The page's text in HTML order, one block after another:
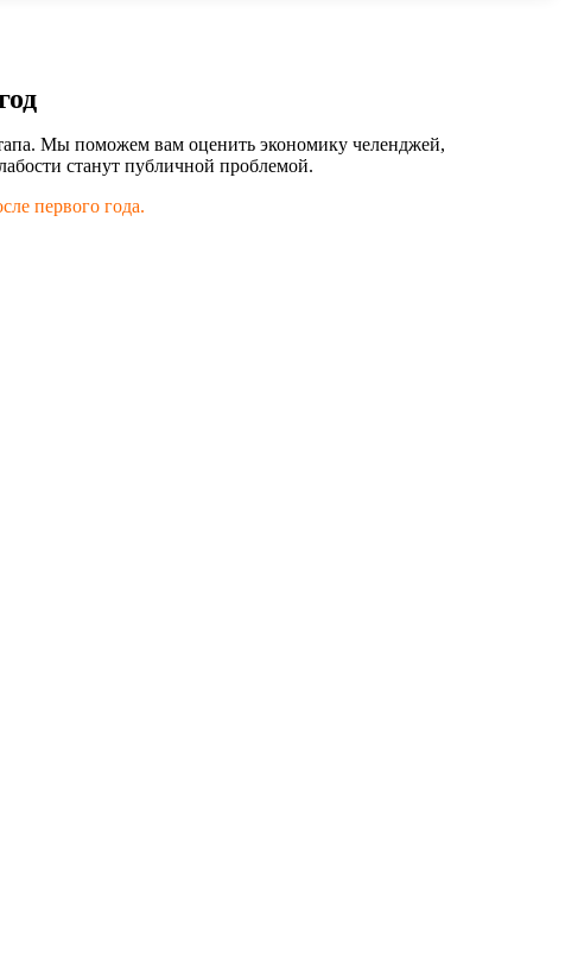
Мы поможем вам оценить экономику челенджей,
станут публичной проблемой.
первого года.